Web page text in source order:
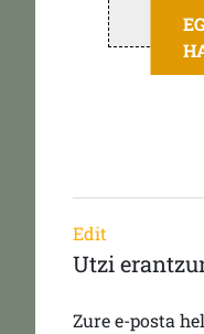
Edit
Utzi
Zure e-posta